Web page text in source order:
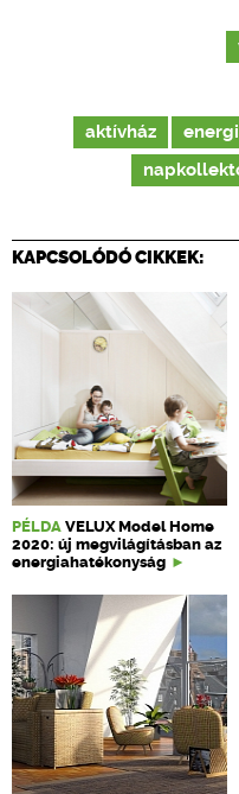
aktívház
KAPCSOLÓDÓ CIKKEK:
PÉLDA VELUX Model Home
2020: új megvilágításban az
energiahatékonyság